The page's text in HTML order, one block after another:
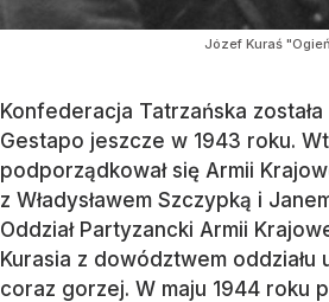
Józef Kuraś
Konfederacja Tatrzańska
Gestapo jeszcze w 1943 roku.
podporządkował się Armii
z Władysławem Szczypką i
Oddział Partyzancki Armii
Kurasia z dowództwem oddziału
coraz gorzej. W maju 1944 roku